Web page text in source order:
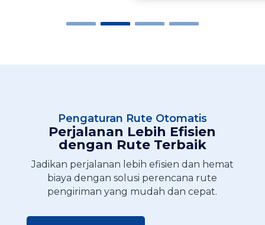
Pengaturan Rute Otomatis
Perjalanan Lebih Efisien
dengan Rute Terbaik
Jadikan perjalanan lebih efisien dan hemat
biaya dengan solusi perencana rute
pengiriman yang mudah dan cepat.